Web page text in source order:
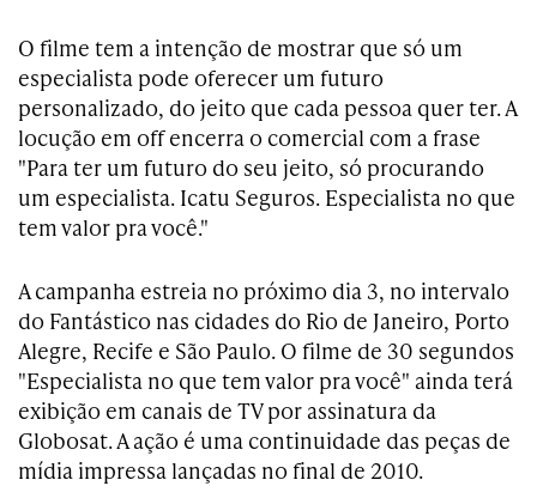
O filme tem a intenção de mostrar que só um
especialista pode oferecer um futuro
personalizado, do jeito que cada pessoa quer ter. A
locução em off encerra o comercial com a frase
"Para ter um futuro do seu jeito, só procurando
um especialista. Icatu Seguros. Especialista no que
tem valor pra você."
A campanha estreia no próximo dia 3, no intervalo
do Fantástico nas cidades do Rio de Janeiro, Porto
Alegre, Recife e São Paulo. O filme de 30 segundos
"Especialista no que tem valor pra você" ainda terá
exibição em canais de TV por assinatura da
Globosat. A ação é uma continuidade das peças de
mídia impressa lançadas no final de 2010.